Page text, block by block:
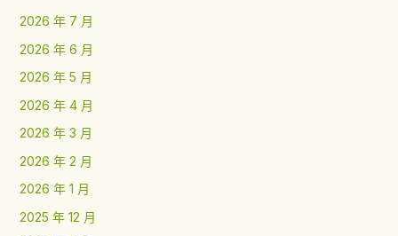
2026 年 7 月
2026 年 6 月
2026 年 5 月
2026 年 4 月
2026 年 3 月
2026 年 2 月
2026 年 1 月
2025 年 12 月